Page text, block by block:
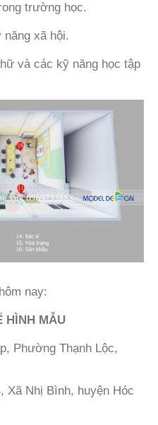
trường học.
xã hội.
và các kỹ năng học tập
nay:
HÌNH MẪU
Phường Thạnh Lộc,
Xã Nhị Bình, huyện Hóc